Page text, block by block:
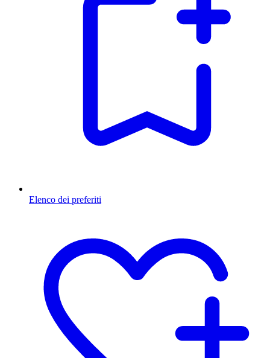
Elenco dei preferiti